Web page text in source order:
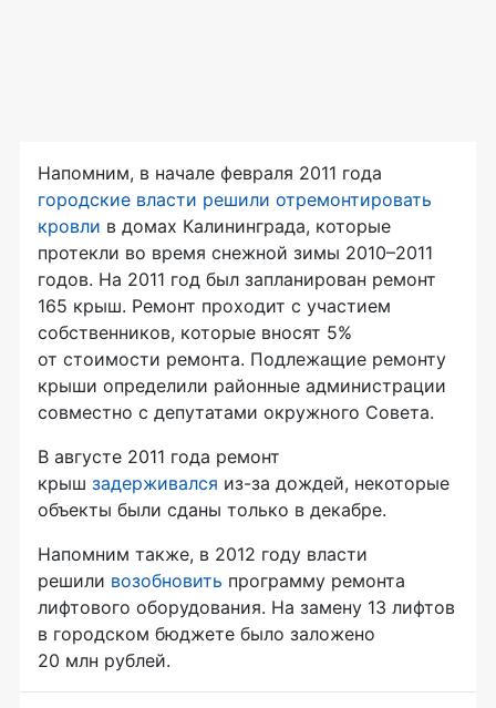
Напомним, в начале февраля 2011 года
городские власти решили отремонтировать
кровли в домах Калининграда, которые
протекли во время снежной зимы 2010–2011
годов. На 2011 год был запланирован ремонт
165 крыш. Ремонт проходит с участием
собственников, которые вносят 5%
от стоимости ремонта. Подлежащие ремонту
крыши определили районные администрации
совместно с депутатами окружного Совета.
В августе 2011 года ремонт
крыш задерживался из-за дождей, некоторые
объекты были сданы только в декабре.
Напомним также, в 2012 году власти
решили возобновить программу ремонта
лифтового оборудования. На замену 13 лифтов
в городском бюджете было заложено
20 млн рублей.